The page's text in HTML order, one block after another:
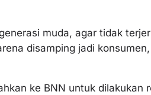
muda, agar tidak
disamping jadi
ke BNN untuk dilakukan